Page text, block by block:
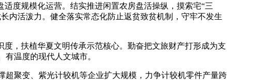
度规模化运营。结实推进闲置农房盘活操纵，摸索宅“三
内活泼力。健全落实常态化防止返贫致贫机制，守牢不发生
扶植华夏文明传承示范核心。勤奋把文旅财产打形成为支
温度的现代人文城市。
聚变、紫光计较机等企业扩大规模，力争计较机零件产量跨